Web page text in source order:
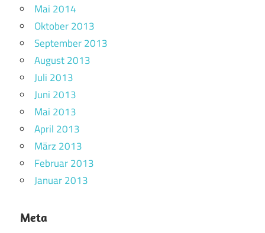
Mai 2014
Oktober 2013
September 2013
August 2013
Juli 2013
Juni 2013
Mai 2013
April 2013
März 2013
Februar 2013
Januar 2013
Meta